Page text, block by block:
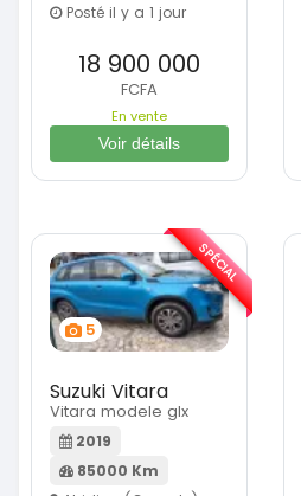
Posté il y a 1 jour
18 900 000
FCFA
En vente
Voir détails
5
Suzuki Vitara
Vitara modele glx
2019
85000 Km
SPÉCIAL